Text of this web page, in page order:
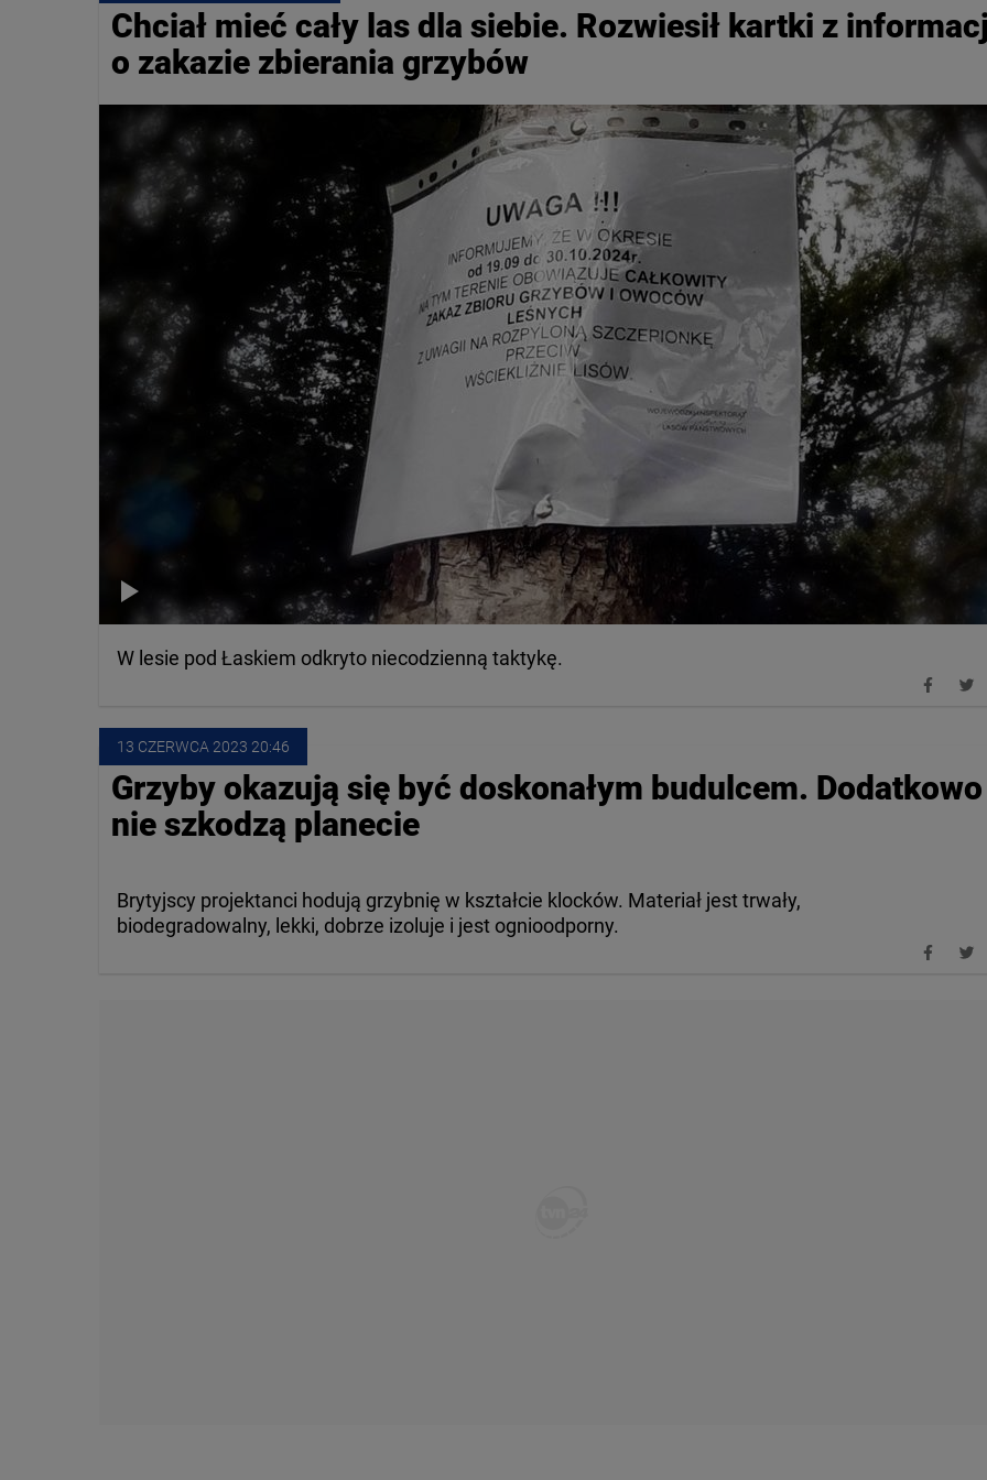
Chciał mieć cały las dla siebie. Rozwiesił kartki z
o zakazie zbierania grzybów
W lesie pod Łaskiem odkryto niecodzienną taktykę.
Grzyby okazują się być doskonałym budulcem. Dodatkowo
nie szkodzą planecie
Brytyjscy projektanci hodują grzybnię w kształcie klocków. Materiał jest trwały,
biodegradowalny, lekki, dobrze izoluje i jest ognioodporny.
13 CZERWCA 2023 20:46